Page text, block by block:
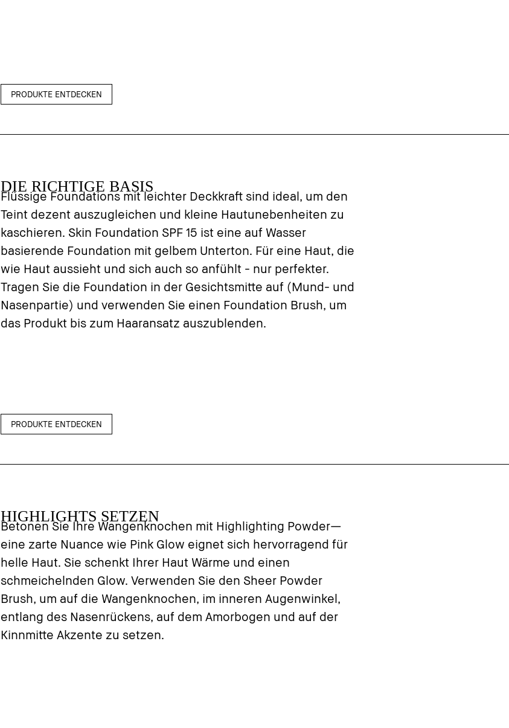
PRODUKTE ENTDECKEN
DIE RICHTIGE BASIS
Flüssige Foundations mit leichter Deckkraft sind ideal, um den
Teint dezent auszugleichen und kleine Hautunebenheiten zu
kaschieren. Skin Foundation SPF 15 ist eine auf Wasser
basierende Foundation mit gelbem Unterton. Für eine Haut, die
wie Haut aussieht und sich auch so anfühlt - nur perfekter.
Tragen Sie die Foundation in der Gesichtsmitte auf (Mund- und
Nasenpartie) und verwenden Sie einen Foundation Brush, um
das Produkt bis zum Haaransatz auszublenden.
PRODUKTE ENTDECKEN
HIGHLIGHTS SETZEN
Betonen Sie Ihre Wangenknochen mit Highlighting Powder—
eine zarte Nuance wie Pink Glow eignet sich hervorragend für
helle Haut. Sie schenkt Ihrer Haut Wärme und einen
schmeichelnden Glow. Verwenden Sie den Sheer Powder
Brush, um auf die Wangenknochen, im inneren Augenwinkel,
entlang des Nasenrückens, auf dem Amorbogen und auf der
Kinnmitte Akzente zu setzen.